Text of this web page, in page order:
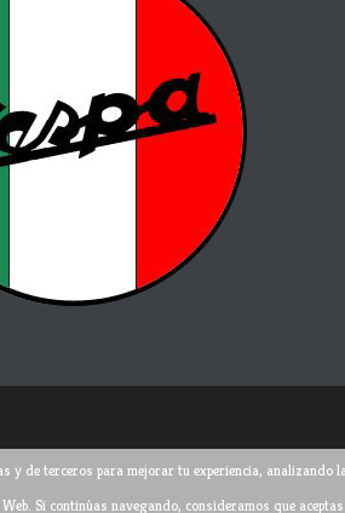
y de terceros para mejorar tu experiencia, analizando
Si continúas navegando, consideramos que